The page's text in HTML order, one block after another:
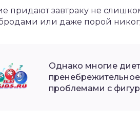
придают завтраку не
или даже порой
Однако многие
проблемами с